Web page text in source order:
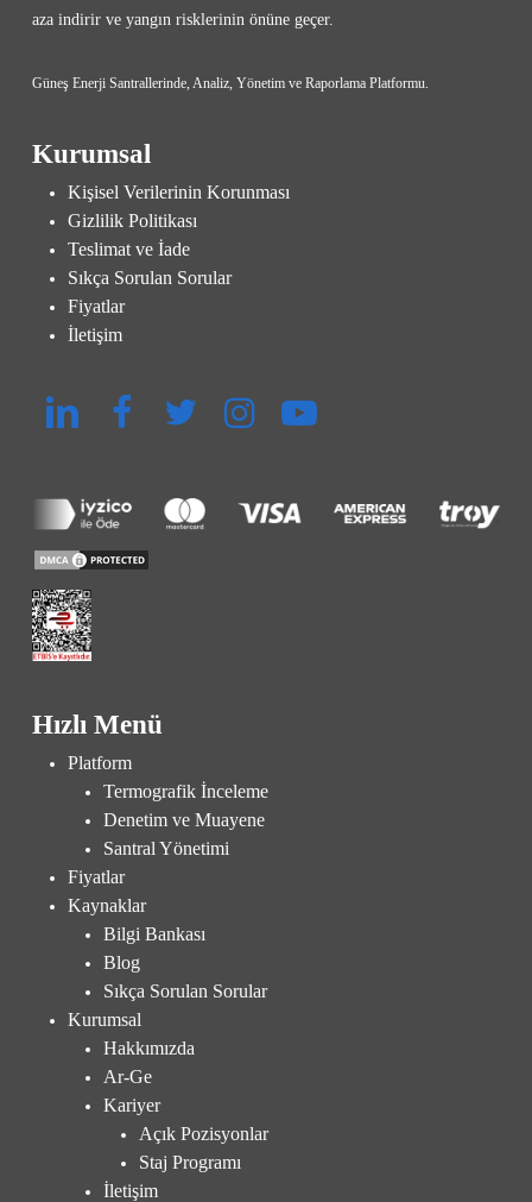
aza indirir ve yangın risklerinin önüne geçer.
Güneş Enerji Santrallerinde, Analiz, Yönetim ve Raporlama Platformu.
Kurumsal
Kişisel Verilerinin Korunması
Gizlilik Politikası
Teslimat ve İade
Sıkça Sorulan Sorular
Fiyatlar
İletişim
Hızlı Menü
Platform
Termografik İnceleme
Denetim ve Muayene
Santral Yönetimi
Fiyatlar
Kaynaklar
Bilgi Bankası
Blog
Sıkça Sorulan Sorular
Kurumsal
Hakkımızda
Ar-Ge
Kariyer
Açık Pozisyonlar
Staj Programı
İletişim